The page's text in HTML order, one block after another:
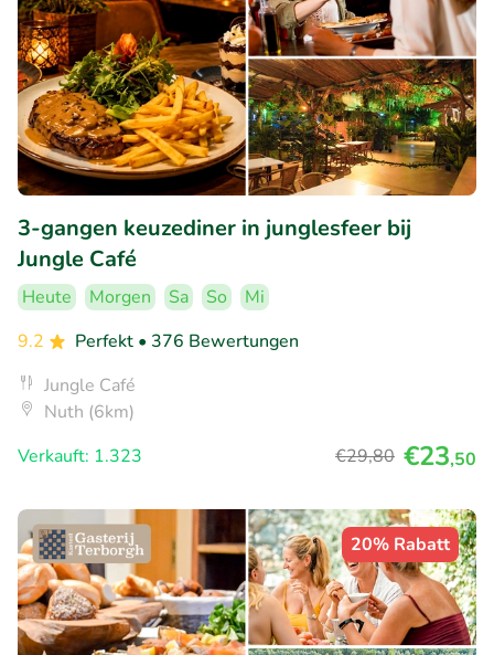
3-gangen keuzediner in junglesfeer bij
Jungle Café
Heute Morgen Sa So
Mi
9.2
Perfekt • 376 Bewertungen
Jungle Café
Nuth (6km)
Verkauft: 1.323
€29,80 €23,50
20% Rabatt